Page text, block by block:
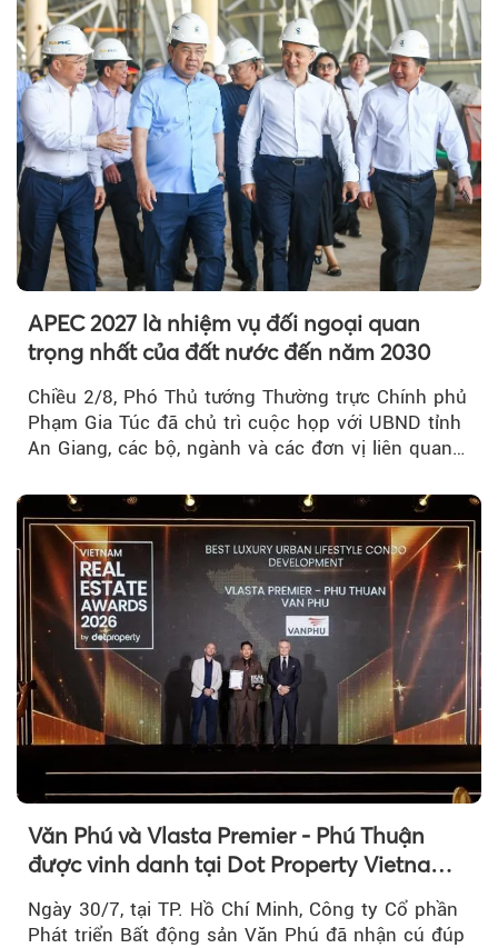
APEC 2027 là nhiệm vụ đối ngoại quan
trọng nhất của đất nước đến năm 2030
Chiều 2/8, Phó Thủ tướng Thường trực Chính phủ
Phạm Gia Túc đã chủ trì cuộc họp với UBND tỉnh
An Giang, các bộ, ngành và các đơn vị liên quan
Văn Phú và Vlasta Premier - Phú Thuận
được vinh danh tại Dot Property Vietnam
Real Estate Awards 2026
Ngày 30/7, tại TP. Hồ Chí Minh, Công ty Cổ phần
Phát triển Bất động sản Văn Phú đã nhận cú đúp